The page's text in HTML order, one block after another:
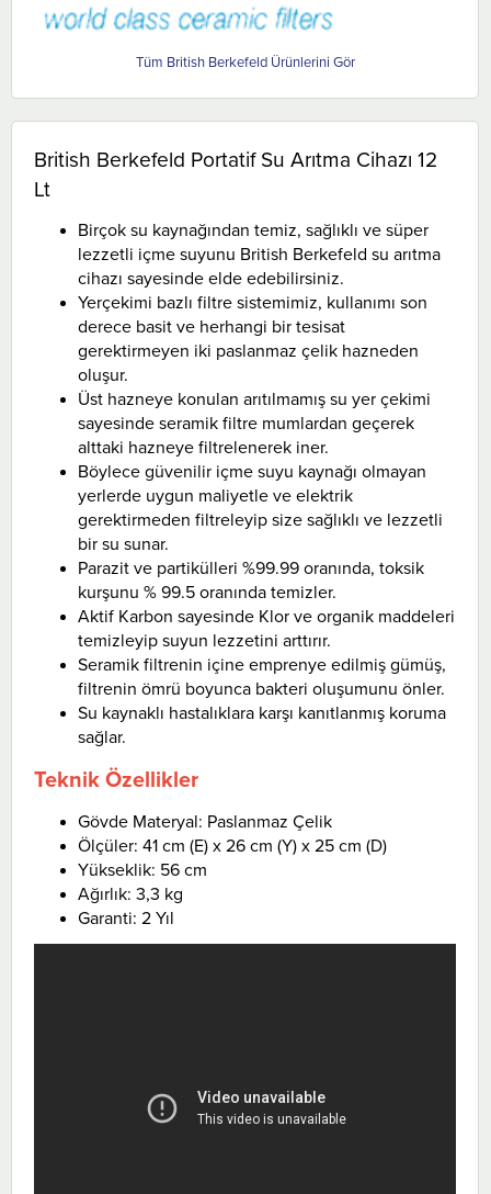
British Berkefeld
British Berkefeld Portatif Su Arıtma Cihazı 12
Lt
Birçok su kaynağından temiz, sağlıklı ve süper
lezzetli içme suyunu British Berkefeld su arıtma
cihazı sayesinde elde edebilirsiniz.
Yerçekimi bazlı filtre sistemimiz, kullanımı son
derece basit ve herhangi bir tesisat
gerektirmeyen iki paslanmaz çelik hazneden
oluşur.
Üst hazneye konulan arıtılmamış su yer çekimi
sayesinde seramik filtre mumlardan geçerek
alttaki hazneye filtrelenerek iner.
Böylece güvenilir içme suyu kaynağı olmayan
yerlerde uygun maliyetle ve elektrik
gerektirmeden filtreleyip size sağlıklı ve lezzetli
bir su sunar.
Parazit ve partikülleri %99.99 oranında, toksik
kurşunu % 99.5 oranında temizler.
Aktif Karbon sayesinde Klor ve organik maddeleri
temizleyip suyun lezzetini arttırır.
Seramik filtrenin içine emprenye edilmiş gümüş,
filtrenin ömrü boyunca bakteri oluşumunu önler.
Su kaynaklı hastalıklara karşı kanıtlanmış koruma
sağlar.
Teknik Özellikler
Gövde Materyal: Paslanmaz Çelik
Ölçüler: 41 cm (E) x 26 cm (Y) x 25 cm (D)
Yükseklik: 56 cm
Ağırlık: 3,3 kg
Garanti: 2 Yıl